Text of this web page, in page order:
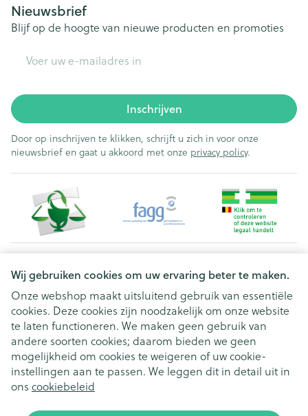
Wij gebruiken cookies om uw ervaring beter te maken.
Onze webshop maakt uitsluitend gebruik van essentiële
cookies. Deze cookies zijn noodzakelijk om onze website
te laten functioneren. We maken geen gebruik van
andere soorten cookies; daarom bieden we geen
mogelijkheid om cookies te weigeren of uw cookie-
instellingen aan te passen. We leggen dit in detail uit in
ons cookiebeleid
Nieuwsbrief
Blijf op de hoogte van nieuwe producten en promoties
Inschrijven
Door op inschrijven te klikken, schrijft u zich in voor onze
nieuwsbrief en gaat u akkoord met onze privacy policy.
Juridische links